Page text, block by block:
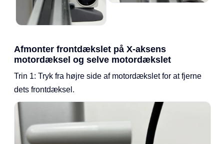
Afmonter frontdækslet på X-aksens
motordæksel og selve motordækslet
Trin 1: Tryk fra højre side af motordækslet for at fjerne
dets frontdæksel.